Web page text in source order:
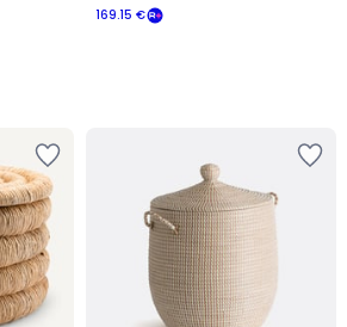
169.15 €